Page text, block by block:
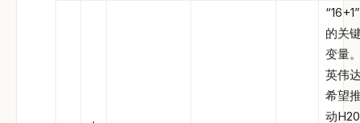
的关
变量
英伟
希望
动